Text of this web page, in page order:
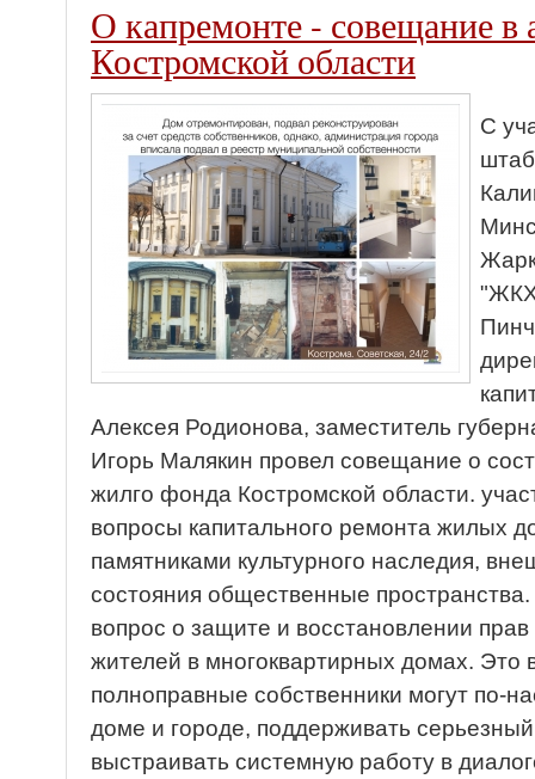
О капремонте - совещание в
Костромской области
С
"ЖКХ
Алексея Родионова, заместитель
Игорь Малякин провел совещание о
жилго фонда Костромской области.
вопросы капитального ремонта жилых
памятниками культурного наследия,
состояния общественные
вопрос о защите и восстановлении
жителей в многоквартирных домах. Это
полноправные собственники могут по-
доме и городе, поддерживать
выстраивать системную работу в